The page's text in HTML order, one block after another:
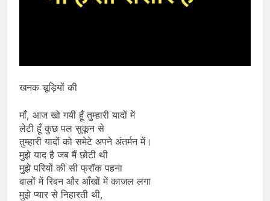
खनक चूड़ियों की
माँ, आज खो गयी हूँ तुम्हारी यादों में
लेटी हूँ कुछ पल सुकून से
तुम्हारी यादों को समेटे अपने अंतर्मन में।
मुझे याद है जब मैं छोटी थी
मुझे परियों की सी फ्रॉक पहना
बालों में रिबन और आँखों में काजल लगा
मुझे प्यार से निहारती थी,